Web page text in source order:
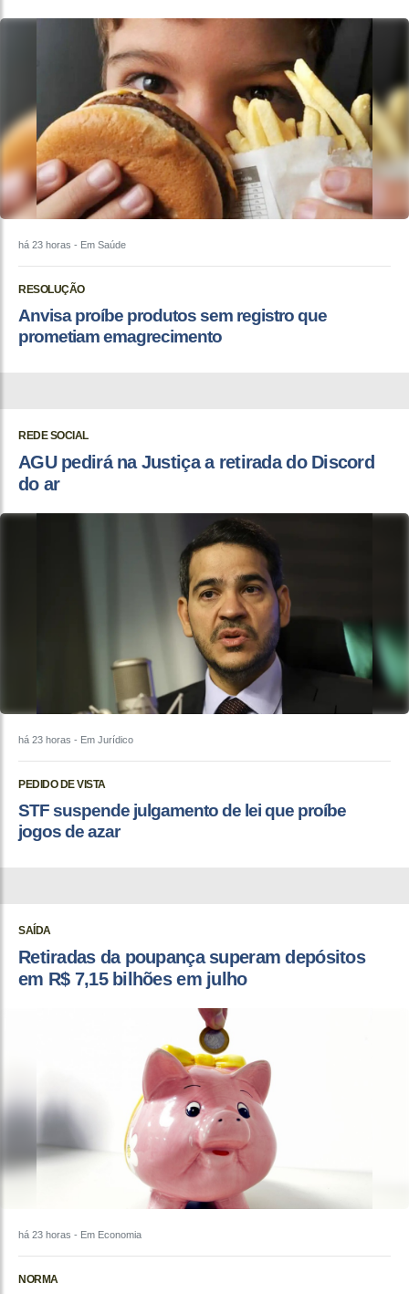
há 23 horas - Em Saúde
RESOLUÇÃO
Anvisa proíbe produtos sem registro que
prometiam emagrecimento
REDE SOCIAL
AGU pedirá na Justiça a retirada do Discord
do ar
há 23 horas - Em Jurídico
PEDIDO DE VISTA
STF suspende julgamento de lei que proíbe
jogos de azar
SAÍDA
Retiradas da poupança superam depósitos
em R$ 7,15 bilhões em julho
há 23 horas - Em Economia
NORMA